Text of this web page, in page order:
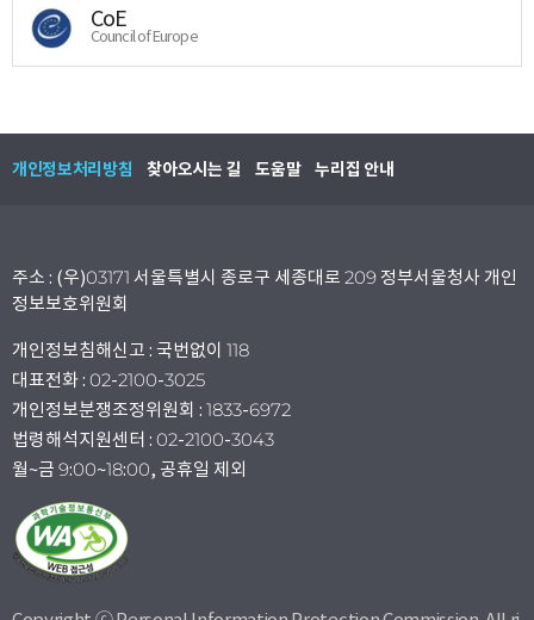
CoE
Council of Europe
개인정보처리방침 찾아오시는 길 도움말 누리집 안내
주소 : (우)03171 서울특별시 종로구 세종대로 209 정부서울청사 개인
정보보호위원회
개인정보침해신고 : 국번없이 118
대표전화 : 02-2100-3025
개인정보분쟁조정위원회 : 1833-6972
법령해석지원센터 : 02-2100-3043
월~금 9:00~18:00, 공휴일 제외